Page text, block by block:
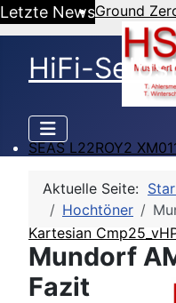
Letzte NewsGround
SEAS L22ROY2
Kartesian
HiFi-
Aktuelle Seite:
Hochtöner
Mundorf
Fazit